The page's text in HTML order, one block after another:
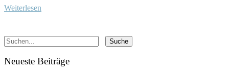
Weiterlesen
Neueste Beiträge